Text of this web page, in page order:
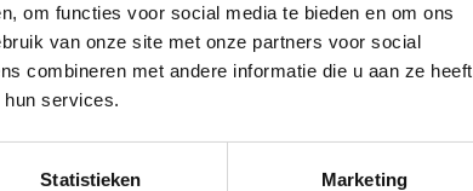
om functies voor social media te bieden en om ons
van onze site met onze partners voor social
combineren met andere informatie die u aan ze heeft
services.
Statistieken Marketing
realisatie doorSeven Design